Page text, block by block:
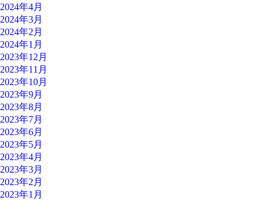
2024年4月
2024年3月
2024年2月
2024年1月
2023年12月
2023年11月
2023年10月
2023年9月
2023年8月
2023年7月
2023年6月
2023年5月
2023年4月
2023年3月
2023年2月
2023年1月